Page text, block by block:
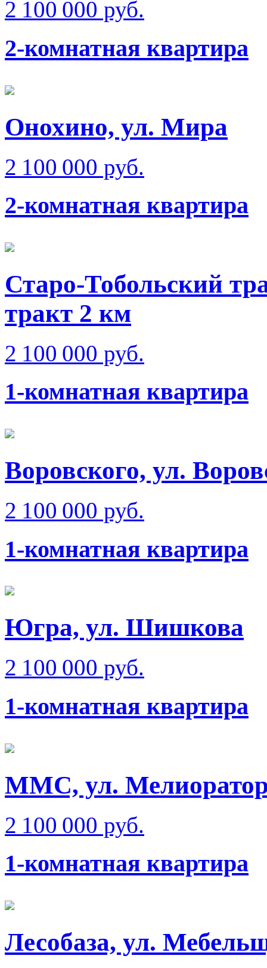
2 100 000 руб.
2-комнатная квартира
Онохино, ул. Мира
2 100 000 руб.
2-комнатная квартира
Старо-Тобольский
тракт 2 км
2 100 000 руб.
1-комнатная квартира
Воровского, ул.
2 100 000 руб.
1-комнатная квартира
Югра, ул. Шишкова
2 100 000 руб.
1-комнатная квартира
ММС, ул.
2 100 000 руб.
1-комнатная квартира
Лесобаза, ул.